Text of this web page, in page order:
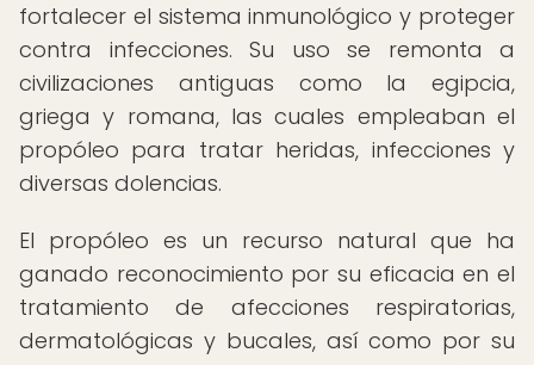
fortalecer el sistema inmunológico y proteger
contra infecciones. Su uso se remonta a
civilizaciones antiguas como la egipcia,
griega y romana, las cuales empleaban el
propóleo para tratar heridas, infecciones y
diversas dolencias.
El propóleo es un recurso natural que ha
ganado reconocimiento por su eficacia en el
tratamiento de afecciones respiratorias,
dermatológicas y bucales, así como por su